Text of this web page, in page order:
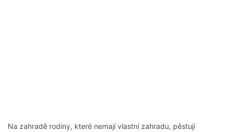
Na zahradě rodiny, které nemají vlastní zahradu, pěstují